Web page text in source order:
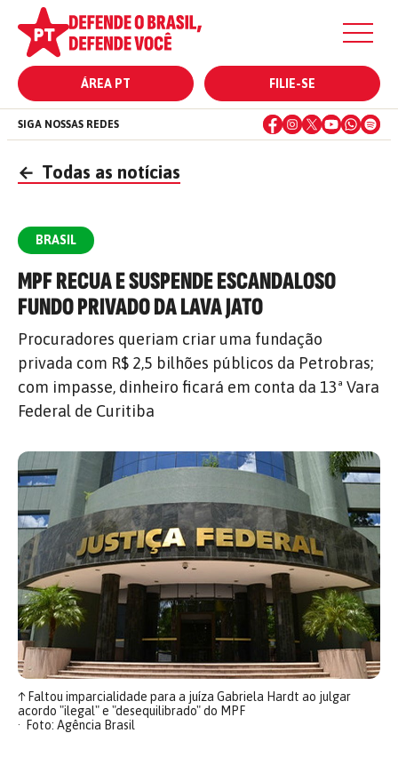
ÁREA PT FILIE-SE
SIGA NOSSAS REDES
← Todas as notícias
BRASIL
MPF RECUA E SUSPENDE ESCANDALOSO
FUNDO PRIVADO DA LAVA JATO
Procuradores queriam criar uma fundação
privada com R$ 2,5 bilhões públicos da Petrobras;
com impasse, dinheiro ficará em conta da 13ª Vara
Federal de Curitiba
↑Faltou imparcialidade para a juíza Gabriela Hardt ao julgar
acordo "ilegal" e "desequilibrado" do MPF
Foto: Agência Brasil